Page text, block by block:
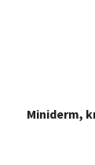
Miniderm,